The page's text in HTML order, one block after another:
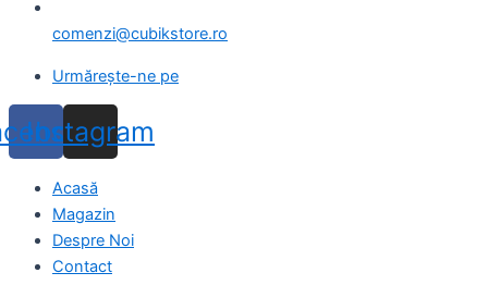
comenzi@cubikstore.ro
Urmărește-ne pe
Instagram
Acasă
Magazin
Despre Noi
Contact